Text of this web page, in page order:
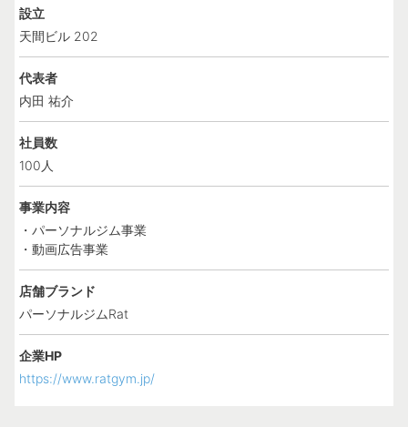
設立
天間ビル 202
代表者
内田 祐介
社員数
100人
事業内容
・パーソナルジム事業
・動画広告事業
店舗ブランド
パーソナルジムRat
企業HP
https://www.ratgym.jp/